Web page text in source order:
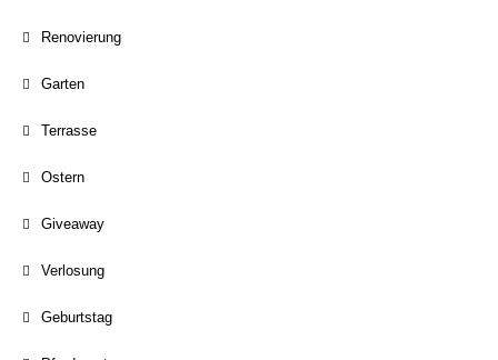
Renovierung
Garten
Terrasse
Ostern
Giveaway
Verlosung
Geburtstag